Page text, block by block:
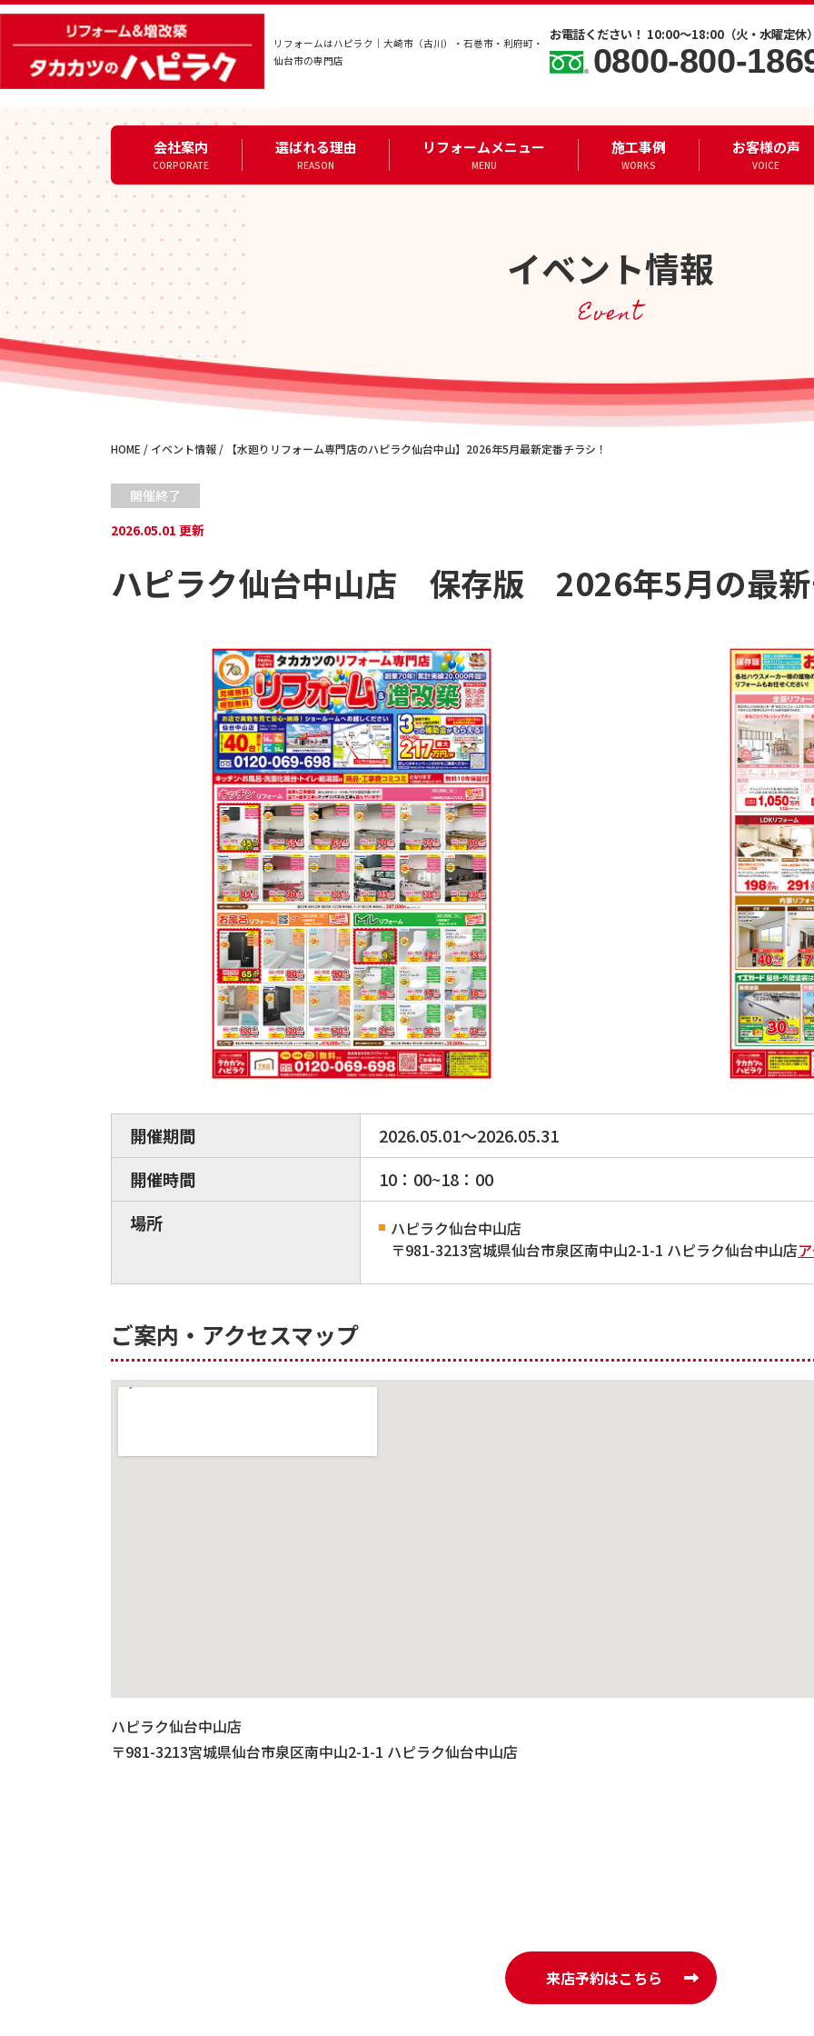
リフォームはハピラク｜大崎市（古川）・石巻市・利府町・
仙台市の専門店
お電話ください！ 10:00～18:00（火・水曜定休）
0800-800-
会社案内
CORPORATE
選ばれる理由
REASON
リフォームメニュー
MENU
施工事例
WORKS
お客様の声
VOICE
イベント情報
Event
HOME / イベント情報 / 【水廻りリフォーム専門店のハピラク仙台中山】2026年5月最新定番チラシ！
開催終了
2026.05.01 更新
ハピラク仙台中山店 保存版 2026年5月の最新
開催期間
2026.05.01～2026.05.31
開催時間
10：00~18：00
場所
ハピラク仙台中山店
〒981-3213宮城県仙台市泉区南中山2-1-1 ハピラク仙台中山店
ご案内・アクセスマップ
ハピラク仙台中山店
〒981-3213宮城県仙台市泉区南中山2-1-1 ハピラク仙台中山店
来店予約はこちら